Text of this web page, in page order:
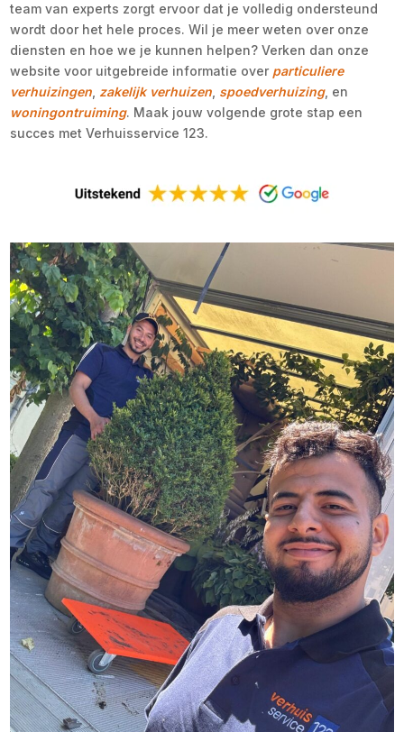
team van experts zorgt ervoor dat je volledig ondersteund
wordt door het hele proces. Wil je meer weten over onze
diensten en hoe we je kunnen helpen? Verken dan onze
website voor uitgebreide informatie over particuliere
verhuizingen zakelijk verhuizen spoedverhuizing, en
woningontruiming. Maak jouw volgende grote stap een
succes met Verhuisservice 123.